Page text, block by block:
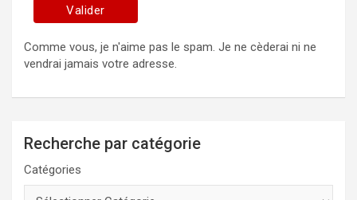
Comme vous, je n'aime pas le spam. Je ne cèderai ni ne
vendrai jamais votre adresse.
Recherche par catégorie
Catégories